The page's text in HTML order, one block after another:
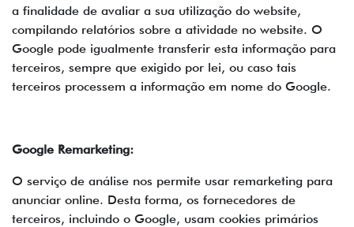
a finalidade de avaliar a sua utilização do website,
compilando relatórios sobre a atividade no website. O
Google pode igualmente transferir esta informação para
terceiros, sempre que exigido por lei, ou caso tais
terceiros processem a informação em nome do Google.
Google Remarketing:
O serviço de análise nos permite usar remarketing para
anunciar online. Desta forma, os fornecedores de
terceiros, incluindo o Google, usam cookies primários